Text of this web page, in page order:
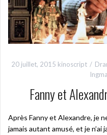
20 juillet, 2015 kinoscript
Fanny et
Après Fanny et Alexandre, je
jamais autant amusé, et je n’ai